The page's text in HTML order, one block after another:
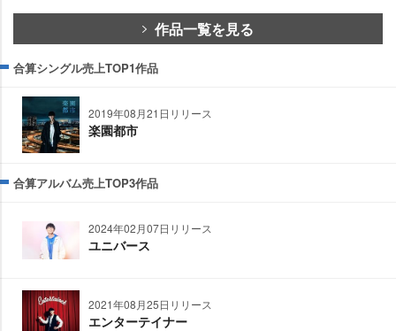
作品一覧を見る
合算シングル売上TOP1作品
2019年08月21日リリース
楽園都市
合算アルバム売上TOP3作品
2024年02月07日リリース
ユニバース
2021年08月25日リリース
エンターテイナー